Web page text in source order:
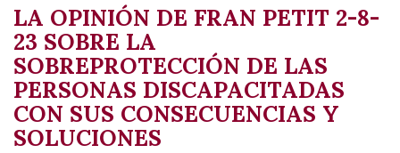
LA OPINIÓN DE FRAN PETIT 2-8-
23 SOBRE LA
SOBREPROTECCIÓN DE LAS
PERSONAS DISCAPACITADAS
CON SUS CONSECUENCIAS Y
SOLUCIONES